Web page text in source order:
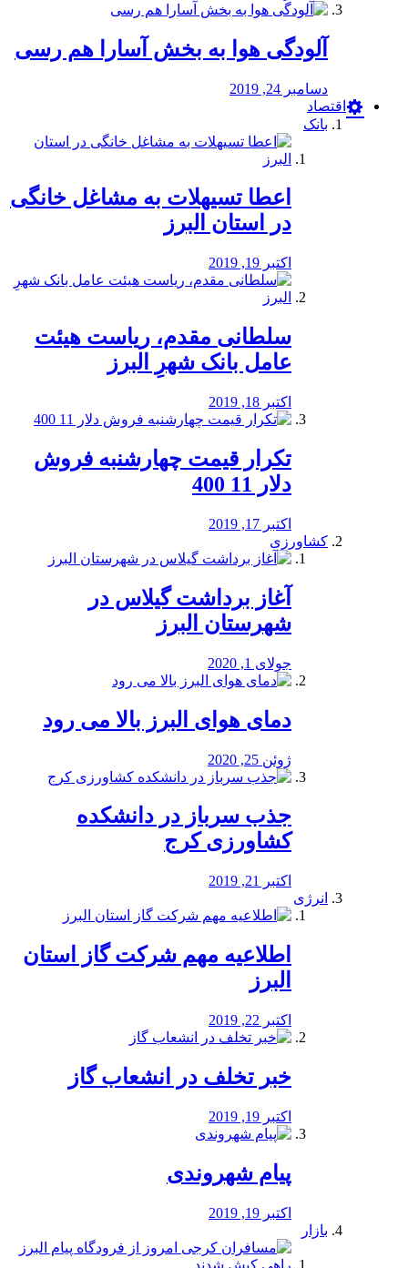
آلودگی هوا به بخش آسارا هم رسی
دسامبر 24, 2019
اقتصاد
بانک
️اعطا تسیهلات به مشاغل خانگی
در استان البرز
اکتبر 19, 2019
سلطانی مقدم، ریاست هیئت
عامل بانک شهرِ البرز
اکتبر 18, 2019
تکرار قیمت چهارشنبه فروش
دلار 11 400
اکتبر 17, 2019
کشاورزی
آغاز برداشت گیلاس در
شهرستان البرز
جولای 1, 2020
دمای هوای البرز بالا می رود
ژوئن 25, 2020
جذب سرباز در دانشکده
کشاورزی کرج
اکتبر 21, 2019
انرژی
️اطلاعیه مهم شرکت گاز استان
البرز
اکتبر 22, 2019
خبر تخلف در انشعاب گاز
اکتبر 19, 2019
پیام شهروندی
اکتبر 19, 2019
بازار